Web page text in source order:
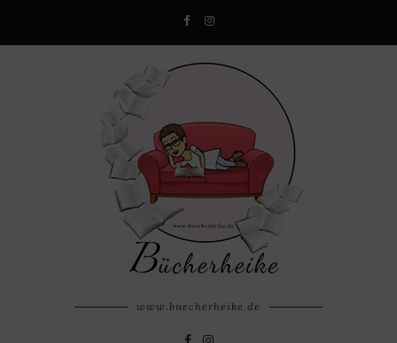
www.buecherheike.de